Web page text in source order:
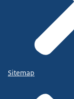
Sitemap